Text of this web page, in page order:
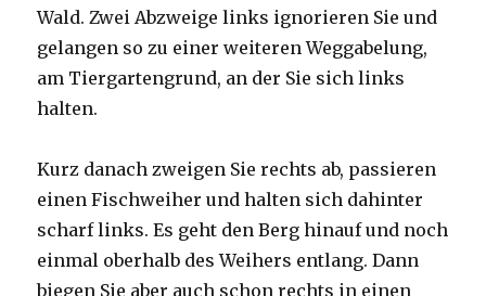
Wald. Zwei Abzweige links ignorieren Sie und
gelangen so zu einer weiteren Weggabelung,
am Tiergartengrund, an der Sie sich links
halten.
Kurz danach zweigen Sie rechts ab, passieren
einen Fischweiher und halten sich dahinter
scharf links. Es geht den Berg hinauf und noch
einmal oberhalb des Weihers entlang. Dann
biegen Sie aber auch schon rechts in einen